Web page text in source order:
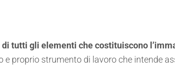
di tutti gli elementi che costituiscono
e proprio strumento di lavoro che intende